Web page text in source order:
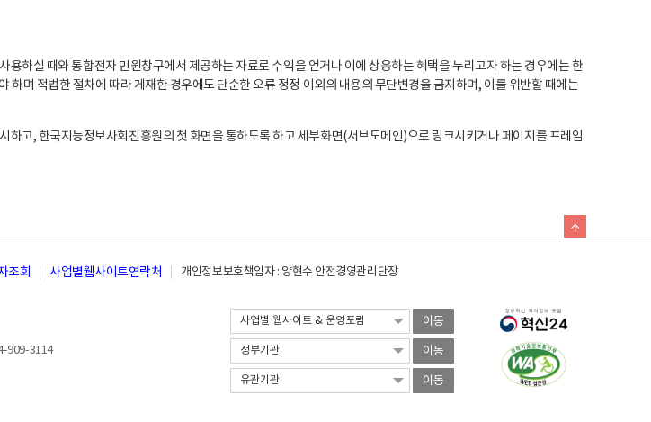
하실 때와 통합전자 민원창구에서 제공하는 자료로 수익을 얻거나 이에 상응하는 혜택을 누리고자 하는 경우에는 한
며 적법한 절차에 따라 게재한 경우에도 단순한 오류 정정 이외의 내용의 무단변경을 금지하며, 이를 위반할 때에는
고, 한국지능정보사회진흥원의 첫 화면을 통하도록 하고 세부화면(서브도메인)으로 링크시키거나 페이지를 프레임
조회 사업별웹사이트연락처 개인정보보호책임자 : 양현수 안전경영관리단장
909-3114
이동
이동
이동